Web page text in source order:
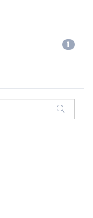
1